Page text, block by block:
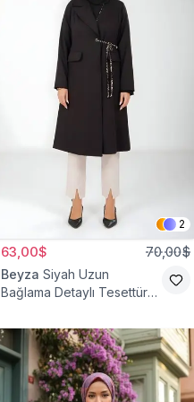
2
63,00$ 70,00$
Beyza Siyah Uzun
Bağlama Detaylı Tesettür